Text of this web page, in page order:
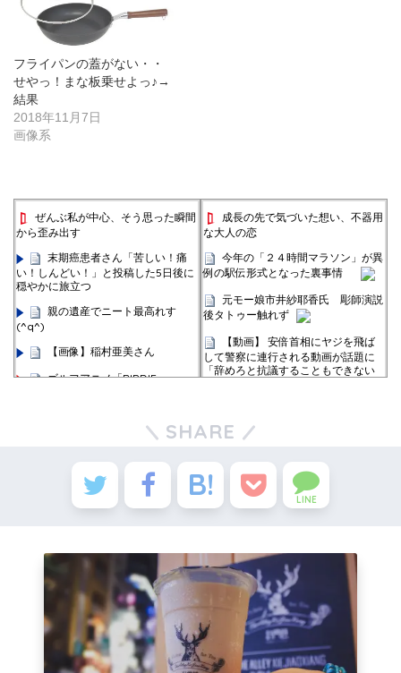
フライパンの蓋がない・・
せやっ！まな板乗せよっ♪→
結果
2018年11月7日
画像系
ぜんぶ私が中心、そう思った瞬間
から歪み出す
末期癌患者さん「苦しい！痛
い！しんどい！」と投稿した5日後に
穏やかに旅立つ
親の遺産でニート最高れす
(^q^)
【画像】稲村亜美さん
ゴルフアニメ「BIRDIE
おジャ魔女どれみ：YouTube
ドラゴンボール最新強さランキ
ング、ベジータがTOP10にすら入れ
おジャ魔女どれみ：YouTube
で全51話配信 関弘美P「ファンの
方々のおかげです」
深夜アニメは2006～2014年ま
でが頂点
Powered by livedoor 相互
成長の先で気づいた想い、不器用
な大人の恋
今年の「２４時間マラソン」が異
例の駅伝形式となった裏事情
元モー娘市井紗耶香氏 彫師演説
後タトゥー触れず
【動画】 安倍首相にヤジを飛ば
して警察に連行される動画が話題に
「辞めろと抗議することもできない
ュースが解き明かしてしまう
い」 １３人全員に呼びかけ
【ネコ】大地が揺れた！
会話するネコ達
ネコは眠らない｡
パンを持ち帰りたいイヌ
Powered by livedoor 相互
SHARE
LINE